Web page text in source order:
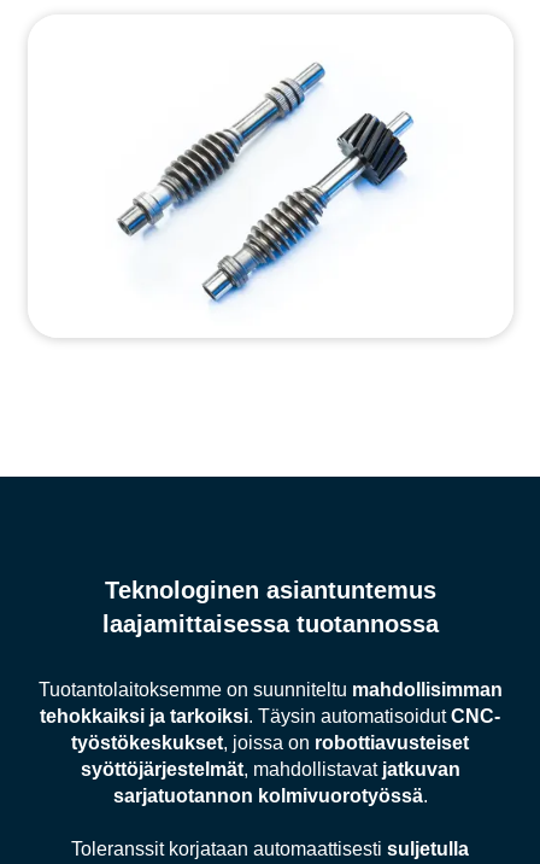
Teknologinen asiantuntemus
laajamittaisessa tuotannossa
Tuotantolaitoksemme on suunniteltu mahdollisimman
tehokkaiksi ja tarkoiksi. Täysin automatisoidutCNC-
työstökeskukset, joissa on robottiavusteiset
syöttöjärjestelmät, mahdollistavat jatkuvan
sarjatuotannon kolmivuorotyössä.
Toleranssit korjataan automaattisesti suljetulla